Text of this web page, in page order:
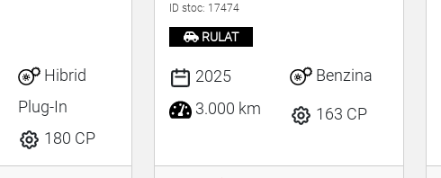
Hibrid
Plug-In
180 CP
ID stoc: 17474
RULAT
2025
3.000 km
Benzina
163 CP